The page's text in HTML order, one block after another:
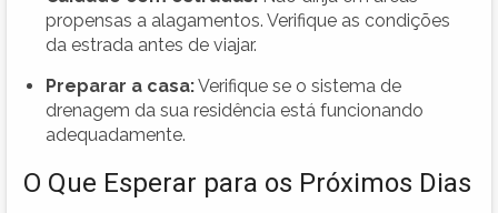
propensas a alagamentos. Verifique as condições
da estrada antes de viajar.
Preparar a casa:Verifique se o sistema de
drenagem da sua residência está funcionando
adequadamente.
O Que Esperar para os Próximos Dias